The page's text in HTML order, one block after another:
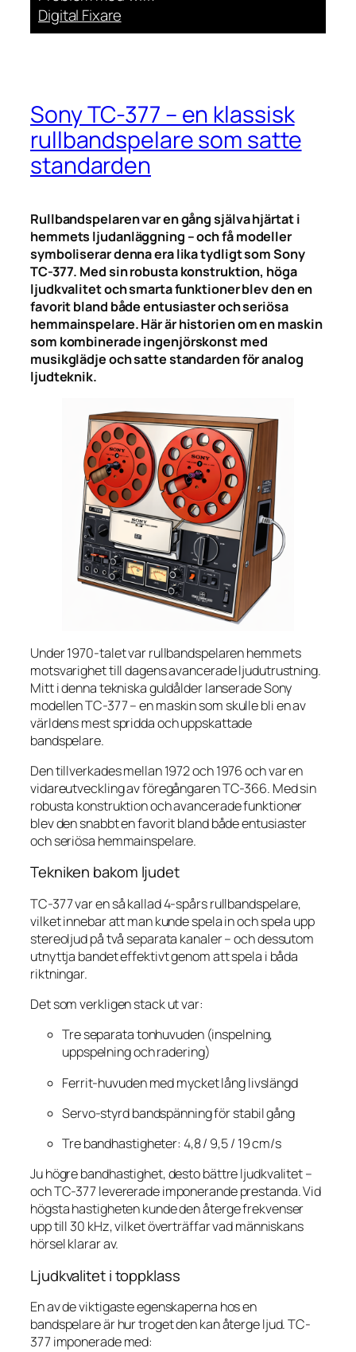
Digital Fixare
Sony TC-377 – en klassisk
rullbandspelare som satte
standarden
Rullbandspelaren var en gång själva hjärtat i
hemmets ljudanläggning – och få modeller
symboliserar denna era lika tydligt som Sony
TC-377. Med sin robusta konstruktion, höga
ljudkvalitet och smarta funktioner blev den en
favorit bland både entusiaster och seriösa
hemmainspelare. Här är historien om en maskin
som kombinerade ingenjörskonst med
musikglädje och satte standarden för analog
ljudteknik.
Under 1970-talet var rullbandspelaren hemmets
motsvarighet till dagens avancerade ljudutrustning.
Mitt i denna tekniska guldålder lanserade Sony
modellen TC-377 – en maskin som skulle bli en av
världens mest spridda och uppskattade
bandspelare.
Den tillverkades mellan 1972 och 1976 och var en
vidareutveckling av föregångaren TC-366. Med sin
robusta konstruktion och avancerade funktioner
blev den snabbt en favorit bland både entusiaster
och seriösa hemmainspelare.
Tekniken bakom ljudet
TC-377 var en så kallad 4-spårs rullbandspelare,
vilket innebar att man kunde spela in och spela upp
stereoljud på två separata kanaler – och dessutom
utnyttja bandet effektivt genom att spela i båda
riktningar.
Det som verkligen stack ut var:
Tre separata tonhuvuden (inspelning,
uppspelning och radering)
Ferrit-huvuden med mycket lång livslängd
Servo-styrd bandspänning för stabil gång
Tre bandhastigheter: 4,8 / 9,5 / 19 cm/s
Ju högre bandhastighet, desto bättre ljudkvalitet –
och TC-377 levererade imponerande prestanda. Vid
högsta hastigheten kunde den återge frekvenser
upp till 30 kHz, vilket överträffar vad människans
hörsel klarar av.
Ljudkvalitet i toppklass
En av de viktigaste egenskaperna hos en
bandspelare är hur troget den kan återge ljud. TC-
377 imponerade med: